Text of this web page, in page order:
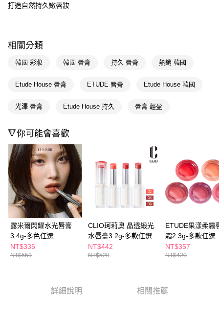
便利好安心！
【「AFTEE先享後付」結帳流程】
結帳頁面，進行簡訊認證並確認金額後，即可完成結帳。
３．收到繳費通知簡訊後14天內，點擊此簡訊中的連結，可透過四大超商／
購買商品的店家。未經商家同意取消之訂單仍視為有效，需透過AFTEE先享
※ 交易是否成功請以「AFTEE先享後付 」之結帳頁面顯示為準，若有關於
是否繳費成功／繳費後需取消欲退款等相關疑問，請聯繫「AFTEE先享後付
客戶支援中心」https://netprotections.freshdesk.com/support/home
【注意事項】
１．透過由恩沛科技股份有限公司提供之「AFTEE先享後付」服務完成之交
易，需依本服務之必要範圍內提供個人資料，並將交易相關給付款項請求債
權轉讓予恩沛科技股份有限公司。
２．關於個人資料處理事宜，請瀏覽以下網址：
https://aftee.tw/terms/#terms3
３．未成年的使用者請事先徵得法定代理人或監護人之同意方可使用
「AFTEE先享後付」，若未經同意申辦者引起之損失，本公司不負相關責
任。
４．使用「AFTEE先享後付」時，將依據個別帳號之用戶狀況，依本公司即
時審查核予不同之上限額度；若仍有額度不足之情形，本公司將視審查結果
請求用戶進行身份認證。
每筆NT$65，滿NT$390(含以上)免運費
付款後全家取貨
每筆NT$65，滿NT$490(含以上)免運費
付款後萊爾富取貨
7-11取貨付款
每筆NT$65，滿NT$490(含以上)免運費
付款後7-11取貨
每筆NT$65，滿NT$490(含以上)免運費
宅配(本島)
每筆NT$100，滿NT$790(含以上)免運費
付款後寶雅門市自取(由倉庫統一出貨)
打造自然持久嫩唇妝
相關分類
韓國 彩妝 韓國 唇膏 持久 唇膏 熱銷 韓國
Etude House 唇膏 ETUDE 唇膏 Etude House 韓國
光澤 唇膏 Etude House 持久 唇膏 輕盈
🔻你可能會喜歡
露米爾閃耀水光唇膏
3.4g-多色任選
NT$335
NT$559
CLIO珂莉奧 晶透緞光
水唇膏3.2g-多款任選
NT$442
NT$520
ETUDE果漾柔霧
霜2.3g-多款任選
NT$357
NT$420
詳細說明 相關推薦